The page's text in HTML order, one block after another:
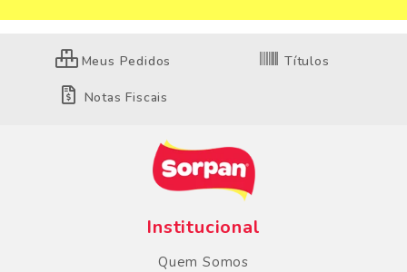
Meus Pedidos Títulos
Notas Fiscais
Institucional
Quem Somos